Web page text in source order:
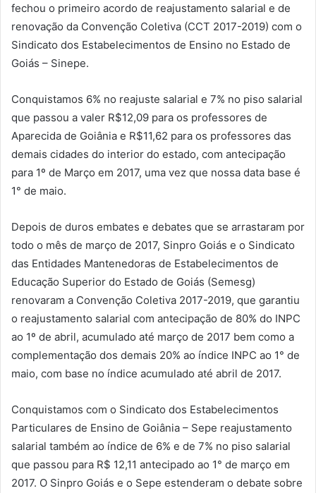
fechou o primeiro acordo de reajustamento salarial e de
renovação da Convenção Coletiva (CCT 2017-2019) com o
Sindicato dos Estabelecimentos de Ensino no Estado de
Goiás – Sinepe.
Conquistamos 6% no reajuste salarial e 7% no piso salarial
que passou a valer R$12,09 para os professores de
Aparecida de Goiânia e R$11,62 para os professores das
demais cidades do interior do estado, com antecipação
para 1º de Março em 2017, uma vez que nossa data base é
1° de maio.
Depois de duros embates e debates que se arrastaram por
todo o mês de março de 2017, Sinpro Goiás e o Sindicato
das Entidades Mantenedoras de Estabelecimentos de
Educação Superior do Estado de Goiás (Semesg)
renovaram a Convenção Coletiva 2017-2019, que garantiu
o reajustamento salarial com antecipação de 80% do INPC
ao 1º de abril, acumulado até março de 2017 bem como a
complementação dos demais 20% ao índice INPC ao 1° de
maio, com base no índice acumulado até abril de 2017.
Conquistamos com o Sindicato dos Estabelecimentos
Particulares de Ensino de Goiânia – Sepe reajustamento
salarial também ao índice de 6% e de 7% no piso salarial
que passou para R$ 12,11 antecipado ao 1° de março em
2017. O Sinpro Goiás e o Sepe estenderam o debate sobre